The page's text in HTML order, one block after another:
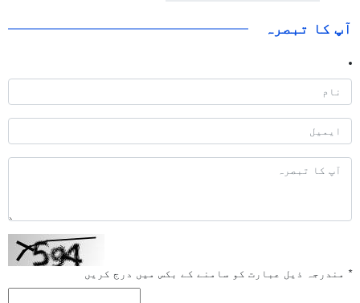
آپ کا تبصرہ
* مندرجہ ذیل عبارت کو سامنے کے بکس میں درج کریں